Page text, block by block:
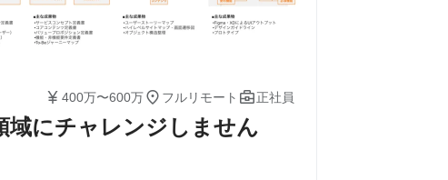
 400万〜600万 フルリモート 正社員
域にチャレンジしません